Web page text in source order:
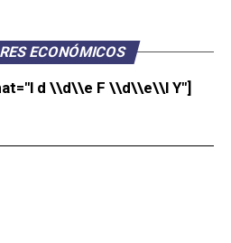
ECONÓMICOS
d \\d\\e F \\d\\e\\l Y"]